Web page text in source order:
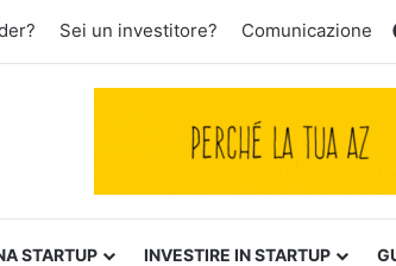
Sei un investitore? Comunicazione
STARTUP INVESTIRE IN STARTUP